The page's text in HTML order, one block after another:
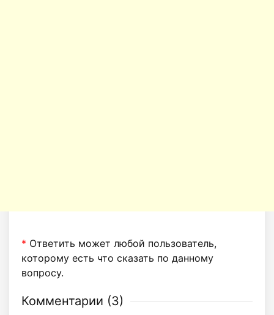
* Ответить может любой пользователь,
которому есть что сказать по данному
вопросу.
Комментарии (3)